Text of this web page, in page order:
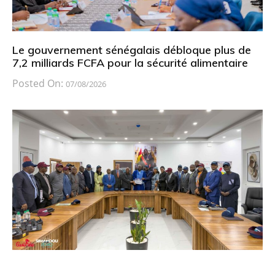
Le gouvernement sénégalais débloque plus de
7,2 milliards FCFA pour la sécurité alimentaire
Posted On: 07/08/2026